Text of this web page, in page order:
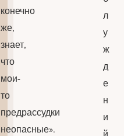
конечно
же,
знает,
что
мои-
то
предрассудки
неопасные».
л
у
ж
д
е
н
и